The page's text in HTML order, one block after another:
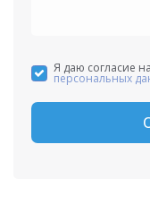
Я даю согласие
персональных